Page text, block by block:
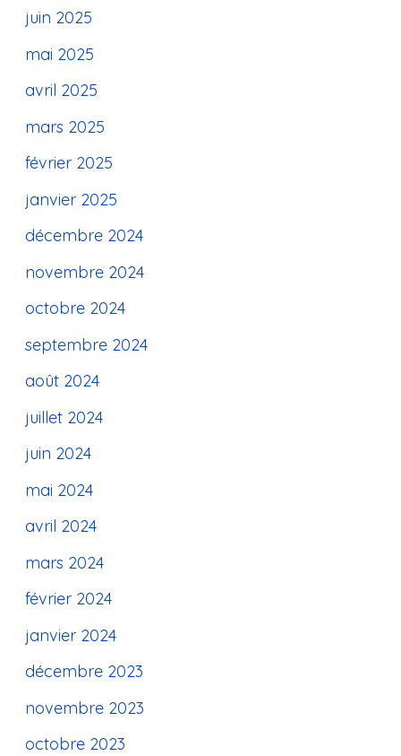
juin 2025
mai 2025
avril 2025
mars 2025
février 2025
janvier 2025
décembre 2024
novembre 2024
octobre 2024
septembre 2024
août 2024
juillet 2024
juin 2024
mai 2024
avril 2024
mars 2024
février 2024
janvier 2024
décembre 2023
novembre 2023
octobre 2023